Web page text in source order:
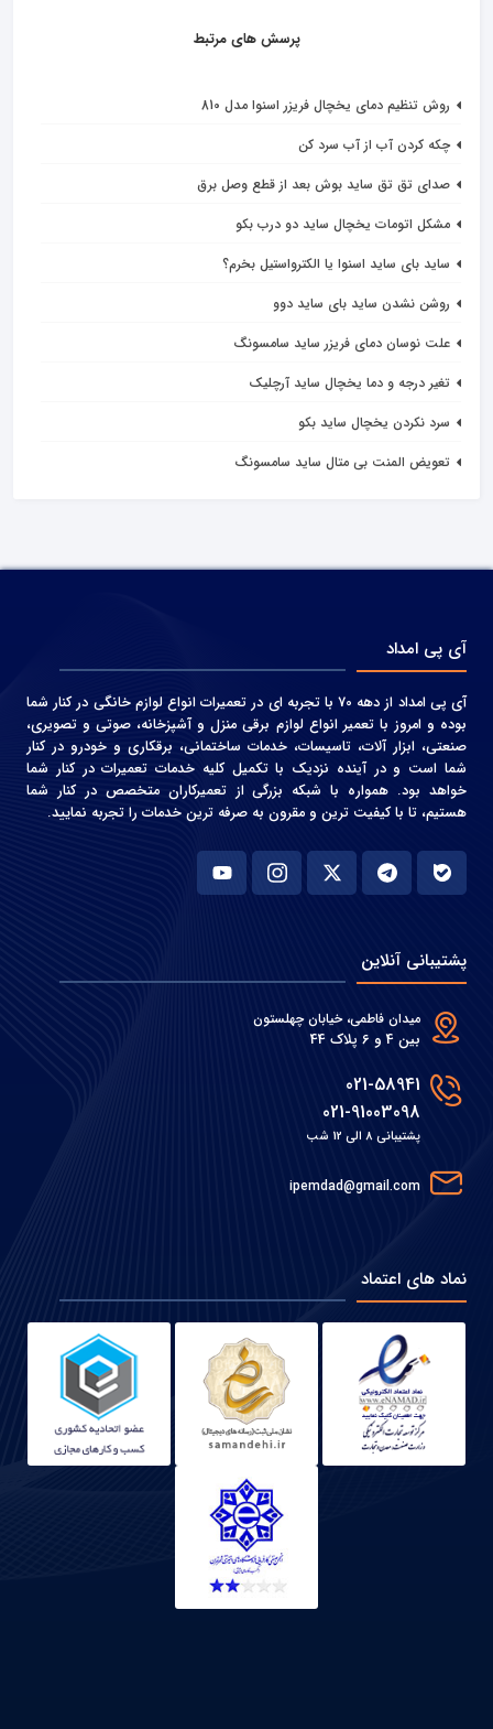
پرسش های مرتبط
روش تنظیم دمای یخچال فریزر اسنوا مدل 810
چکه کردن آب از آب سرد کن
صدای تق تق ساید بوش بعد از قطع وصل برق
مشکل اتومات یخچال ساید دو درب بکو
ساید بای ساید اسنوا یا الکترواستیل بخرم؟
روشن نشدن ساید بای ساید دوو
علت نوسان دمای فريزر سايد سامسونگ
تغیر درجه و دما یخچال ساید آرچلیک
سرد نکردن‌‌ یخچال ساید بکو
تعویض المنت بی متال ساید سامسونگ
آی پی امداد
آی پی امداد از دهه 70 با تجربه ای در تعمیرات انواع لوازم خانگی در کنار شما
بوده و امروز با تعمیر انواع لوازم برقی منزل و آشپزخانه، صوتی و‌ تصویری،
صنعتی، ابزار آلات، تاسیسات، خدمات ساختمانی، برقکاری و خودرو در کنار
شما است و در آینده نزدیک با تکمیل کلیه خدمات تعمیرات در کنار شما
خواهد بود. همواره با شبکه بزرگی از تعمیرکاران متخصص در کنار شما
هستیم، تا با کیفیت ترین و مقرون به صرفه ترین خدمات را تجربه نمایید.
پشتیبانی آنلاین
میدان فاطمی، خیابان چهلستون
بین 4 و 6 پلاک 44
021-58941
021-91003098
پشتیبانی 8 الی 12 شب
ipemdad@gmail.com
نماد های اعتماد